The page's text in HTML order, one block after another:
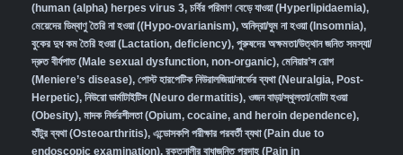
(human (alpha) herpes virus 3, চর্বির পরিমাণ বেড়ে যাওয়া (Hyperlipidaemia),
মেয়েদের ডিম্বাণু তৈরি না হওয়া ((Hypo-ovarianism), অনিদ্রা/ঘুম না হওয়া (Insomnia),
বুকের দুধ কম তৈরি হওয়া (Lactation, deficiency), পুরুষদের অক্ষমতা/উত্থান জনিত সমস্যা/
দ্রুত বীর্যপাত (Male sexual dysfunction, non-organic), মেনিয়ার’স রোগ
(Meniere’s disease), পোস্ট হারপেটিক নিউরালজিয়া/নার্ভের ব্যথা (Neuralgia, Post-
Herpetic), নিউরো ডার্মাটাইটিস (Neuro dermatitis), ওজন বাড়া/স্থূলতা/মোটা হওয়া
(Obesity), মাদক নির্ভরশীলতা (Opium, cocaine, and heroin dependence),
হাঁটুর ব্যথা (Osteoarthritis), এন্ডোসকপি পরীক্ষার পরবর্তী ব্যথা (Pain due to
endoscopic examination), রক্তনালীর বাধাজনিত প্রদাহ (Pain in